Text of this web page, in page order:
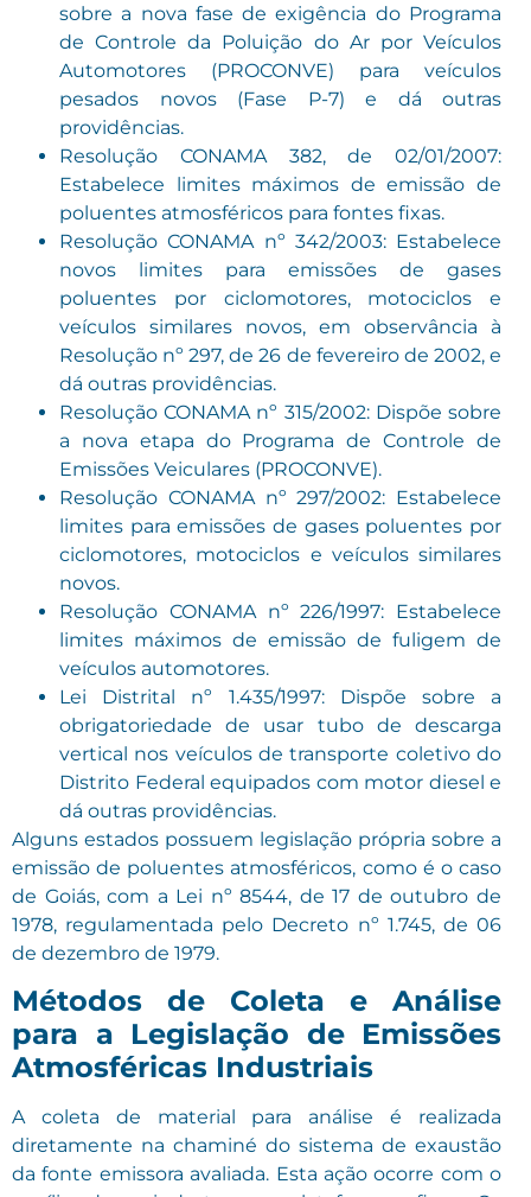
sobre a nova fase de exigência do Programa
de Controle da Poluição do Ar por Veículos
Automotores (PROCONVE) para veículos
pesados novos (Fase P-7) e dá outras
providências.
Resolução CONAMA 382, de 02/01/2007:
Estabelece limites máximos de emissão de
poluentes atmosféricos para fontes fixas.
Resolução CONAMA nº 342/2003: Estabelece
novos limites para emissões de gases
poluentes por ciclomotores, motociclos e
veículos similares novos, em observância à
Resolução nº 297, de 26 de fevereiro de 2002, e
dá outras providências.
Resolução CONAMA nº 315/2002: Dispõe sobre
a nova etapa do Programa de Controle de
Emissões Veiculares (PROCONVE).
Resolução CONAMA nº 297/2002: Estabelece
limites para emissões de gases poluentes por
ciclomotores, motociclos e veículos similares
novos.
Resolução CONAMA nº 226/1997: Estabelece
limites máximos de emissão de fuligem de
veículos automotores.
Lei Distrital nº 1.435/1997: Dispõe sobre a
obrigatoriedade de usar tubo de descarga
vertical nos veículos de transporte coletivo do
Distrito Federal equipados com motor diesel e
dá outras providências.
Alguns estados possuem legislação própria sobre a
emissão de poluentes atmosféricos, como é o caso
de Goiás, com a Lei nº 8544, de 17 de outubro de
1978, regulamentada pelo Decreto nº 1.745, de 06
de dezembro de 1979.
Métodos de Coleta e Análise
para a Legislação de Emissões
Atmosféricas Industriais
A coleta de material para análise é realizada
diretamente na chaminé do sistema de exaustão
da fonte emissora avaliada. Esta ação ocorre com o